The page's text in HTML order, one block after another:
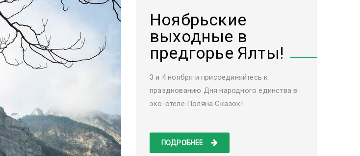
Ноябрьские
выходные в
предгорье Ялты!
3 и 4 ноября и присоединяйтесь к
празднованию Дня народного единства в
эко-отеле Поляна Сказок!
ПОДРОБНЕЕ